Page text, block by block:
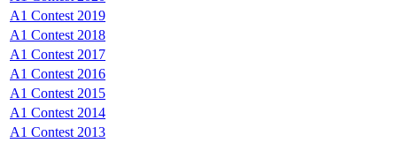
A1 Contest 2019
A1 Contest 2018
A1 Contest 2017
A1 Contest 2016
A1 Contest 2015
A1 Contest 2014
A1 Contest 2013